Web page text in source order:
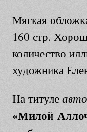
Мягкая
160 стр.
количество
художника
На титуле
«Милой